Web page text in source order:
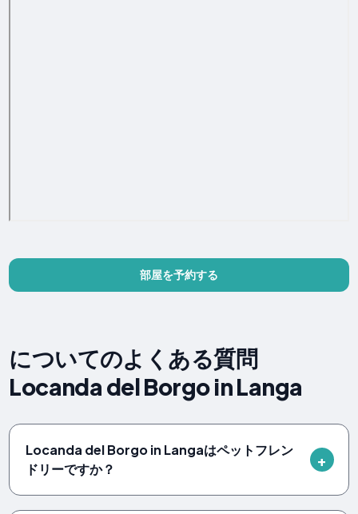
部屋を予約する
についてのよくある質問
Locanda del Borgo in Langa
Locanda del Borgo in Langaはペットフレン
ドリーですか？